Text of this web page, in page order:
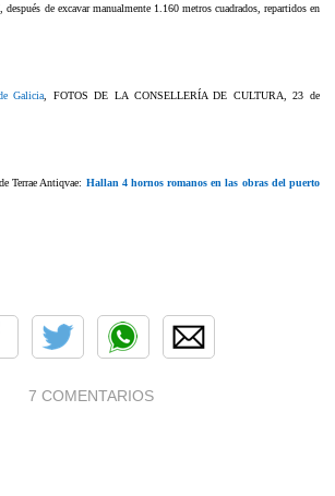
de excavar manualmente 1.160 metros cuadrados, repartidos en
Galicia , FOTOS DE LA CONSELLERÍA DE CULTURA, 23 de
Terrae Antiqvae: Hallan 4 hornos romanos en las obras del puerto
7 COMENTARIOS